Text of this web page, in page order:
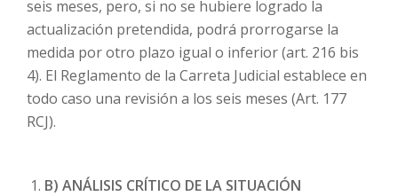
seis meses, pero, si no se hubiere logrado la
actualización pretendida, podrá prorrogarse la
medida por otro plazo igual o inferior (art. 216 bis
4). El Reglamento de la Carreta Judicial establece en
todo caso una revisión a los seis meses (Art. 177
RCJ).
B) ANÁLISIS CRÍTICO DE LA SITUACIÓN